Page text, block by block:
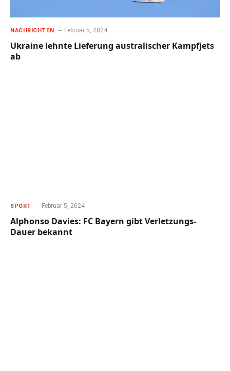
NACHRICHTEN Februar 5, 2024
Ukraine lehnte Lieferung australischer Kampfjets
ab
SPORT Februar 5, 2024
Alphonso Davies: FC Bayern gibt Verletzungs-
Dauer bekannt